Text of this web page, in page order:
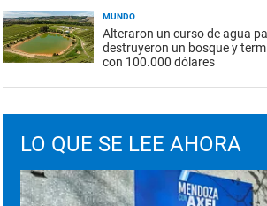
MUNDO
Alteraron un curso de agua
destruyeron un bosque y
con 100.000 dólares
LO QUE SE LEE AHORA